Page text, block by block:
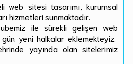
web sitesi tasarımı, kurumsal
hizmetleri sunmaktadır.
ile sürekli gelişen web
yeni halkalar eklemekteyiz.
yayında olan sitelerimiz